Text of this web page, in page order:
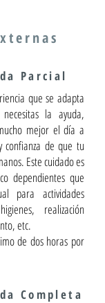
Parcial
que se adapta
la ayuda,
mejor el día a
de que tu
Este cuidado es
dependientes que
para actividades
realización
etc.
de dos horas por
Completa